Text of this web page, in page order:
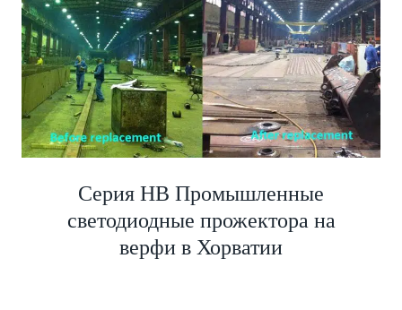
Серия HB Промышленные
светодиодные прожектора на
верфи в Хорватии